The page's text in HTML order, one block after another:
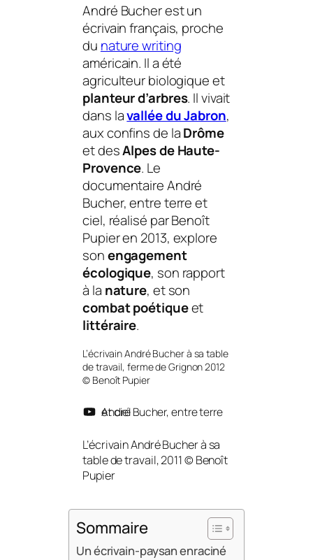
André Bucher est un
écrivain français, proche
du nature writing
américain. Il a été
agriculteur biologique et
planteur d’arbres. Il vivait
dans lavallée du Jabron,
aux confins de laDrôme
et desAlpes de Haute-
Provence. Le
documentaireAndré
Bucher, entre terre et
ciel, réalisé par Benoît
Pupier en 2013, explore
sonengagement
écologique, son rapport
à la nature, et son
combat poétiqueet
littéraire.
L’écrivain André Bucher à sa table
de travail, ferme de Grignon 2012
© Benoît Pupier
André Bucher, entre terre et ciel
L’écrivain André Bucher à sa
table de travail, 2011 © Benoît
Pupier
Sommaire
Un écrivain-paysan enraciné